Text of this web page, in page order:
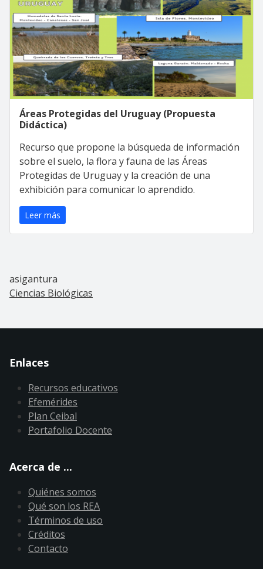
Áreas Protegidas del Uruguay (Propuesta
Didáctica)
Recurso que propone la búsqueda de información
sobre el suelo, la flora y fauna de las Áreas
Protegidas de Uruguay y la creación de una
exhibición para comunicar lo aprendido.
Leer más
asigantura
Ciencias Biológicas
Enlaces
Recursos educativos
Efemérides
Plan Ceibal
Portafolio Docente
Acerca de ...
Quiénes somos
Qué son los REA
Términos de uso
Créditos
Contacto